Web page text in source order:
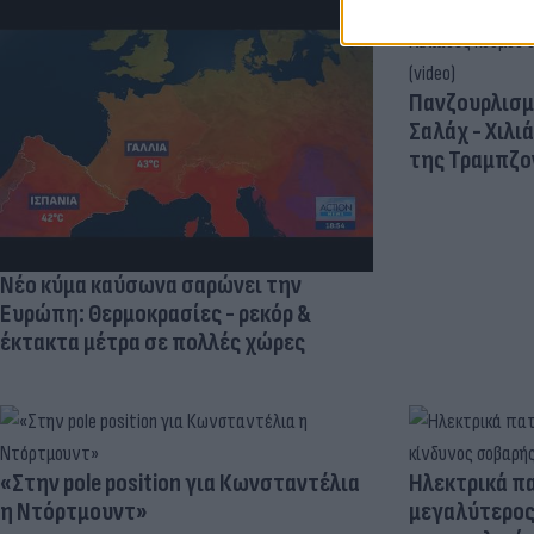
Νέο κύμα καύσωνα σαρώνει την
Ευρώπη: Θερμοκρασίες - ρεκόρ &
έκτακτα μέτρα σε πολλές χώρες
Σαλάχ -
της
«Στην pole position για Κωνσταντέλια
η Ντόρτμουντ»
Ηλεκτρικά